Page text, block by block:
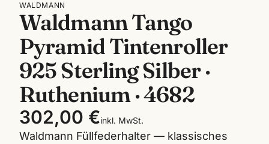
WALDMANN
Waldmann Tango
Pyramid Tintenroller
925 Sterling Silber ·
Ruthenium · 4682
302,00 €inkl. MwSt.
Waldmann Füllfederhalter — klassisches